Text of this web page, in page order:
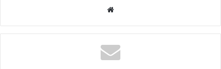
Website